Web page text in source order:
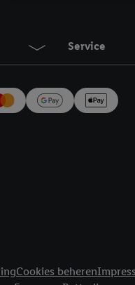
Service
Cookies beheren
maar het niet te kopen).
Lidl-diensten worden
mailadres en met
verwerkingsdoeleinden je
Door te klikken op
Door op "Akkoord" te
inclusief over de